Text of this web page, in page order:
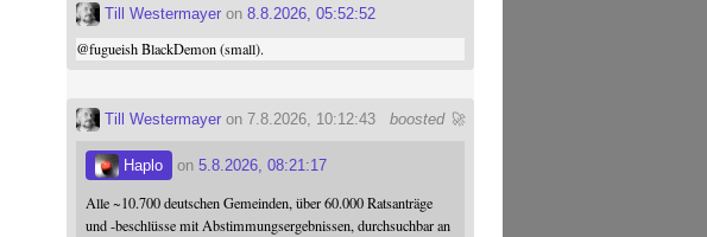
Till Westermayer on8.8.2026, 05:52:52
@fugueishBlackDemon (small).
boosted 🚀
Till Westermayer on 7.8.2026, 10:12:43
Haplo on5.8.2026, 08:21:17
Alle ~10.700 deutschen Gemeinden, über 60.000 Ratsanträge
und -beschlüsse mit Abstimmungsergebnissen, durchsuchbar an